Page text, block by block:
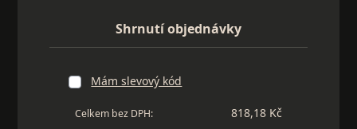
Shrnutí objednávky
Mám slevový kód
Celkem bez DPH: 818,18 Kč